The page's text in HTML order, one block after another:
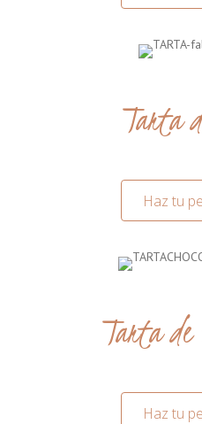
Tarta
Haz tu
Tarta de
Haz tu